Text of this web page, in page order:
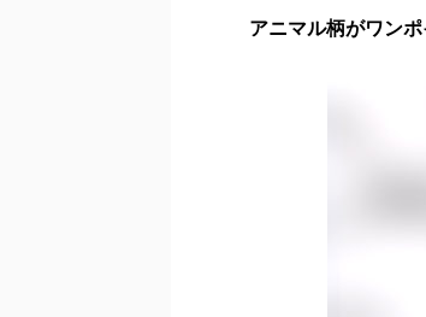
アニマル柄がワン